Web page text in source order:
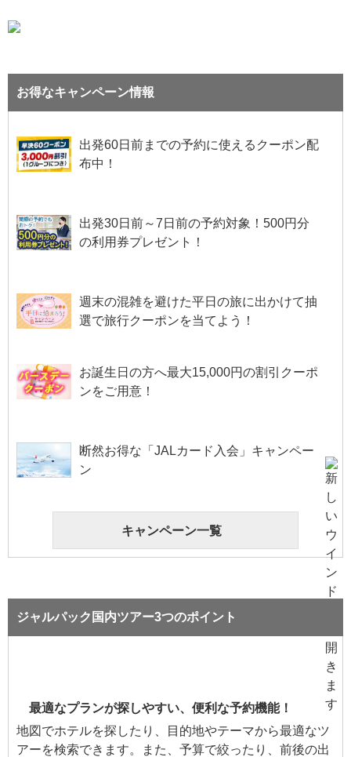
お得なキャンペーン情報
出発60日前までの予約に使えるクーポン配
布中！
出発30日前～7日前の予約対象！500円分
の利用券プレゼント！
週末の混雑を避けた平日の旅に出かけて抽
選で旅行クーポンを当てよう！
お誕生日の方へ最大15,000円の割引クーポ
ンをご用意！
断然お得な「JALカード入会」キャンペー
ン
キャンペーン一覧
ジャルパック国内ツアー3つのポイント
最適なプランが探しやすい、便利な予約機能！
地図でホテルを探したり、目的地やテーマから最適なツ
アーを検索できます。また、予算で絞ったり、前後の出